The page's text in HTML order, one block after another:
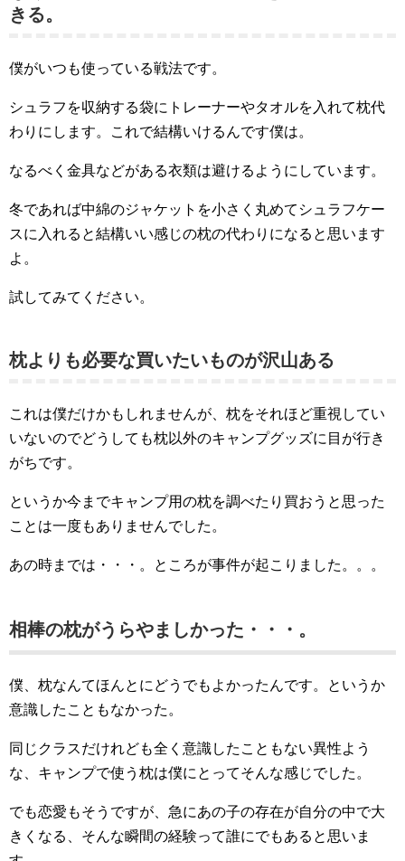
きる。
僕がいつも使っている戦法です。
シュラフを収納する袋にトレーナーやタオルを入れて枕代
わりにします。これで結構いけるんです僕は。
なるべく金具などがある衣類は避けるようにしています。
冬であれば中綿のジャケットを小さく丸めてシュラフケー
スに入れると結構いい感じの枕の代わりになると思います
よ。
試してみてください。
枕よりも必要な買いたいものが沢山ある
これは僕だけかもしれませんが、枕をそれほど重視してい
いないのでどうしても枕以外のキャンプグッズに目が行き
がちです。
というか今までキャンプ用の枕を調べたり買おうと思った
ことは一度もありませんでした。
あの時までは・・・。ところが事件が起こりました。。。
相棒の枕がうらやましかった・・・。
僕、枕なんてほんとにどうでもよかったんです。というか
意識したこともなかった。
同じクラスだけれども全く意識したこともない異性よう
な、キャンプで使う枕は僕にとってそんな感じでした。
でも恋愛もそうですが、急にあの子の存在が自分の中で大
きくなる、そんな瞬間の経験って誰にでもあると思いま